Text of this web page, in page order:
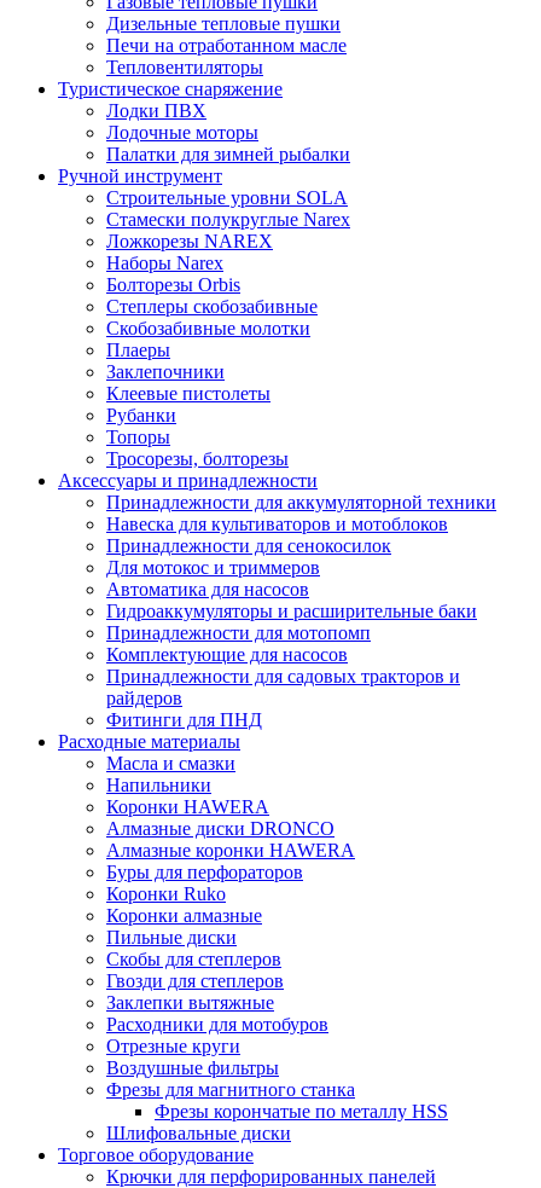
Дизельные тепловые пушки
Печи на отработанном масле
Тепловентиляторы
Туристическое снаряжение
Лодки ПВХ
Лодочные моторы
Палатки для зимней рыбалки
Ручной инструмент
Строительные уровни SOLA
Стамески полукруглые Narex
Ложкорезы NAREX
Наборы Narex
Болторезы Orbis
Степлеры скобозабивные
Скобозабивные молотки
Плаеры
Заклепочники
Клеевые пистолеты
Рубанки
Топоры
Тросорезы, болторезы
Аксессуары и принадлежности
Принадлежности для аккумуляторной техники
Навеска для культиваторов и мотоблоков
Принадлежности для сенокосилок
Для мотокос и триммеров
Автоматика для насосов
Гидроаккумуляторы и расширительные баки
Принадлежности для мотопомп
Комплектующие для насосов
Принадлежности для садовых тракторов и
райдеров
Фитинги для ПНД
Расходные материалы
Масла и смазки
Напильники
Коронки HAWERA
Алмазные диски DRONCO
Алмазные коронки HAWERA
Буры для перфораторов
Коронки Ruko
Коронки алмазные
Пильные диски
Скобы для степлеров
Гвозди для степлеров
Заклепки вытяжные
Расходники для мотобуров
Отрезные круги
Воздушные фильтры
Фрезы для магнитного станка
Фрезы корончатые по металлу HSS
Шлифовальные диски
Торговое оборудование
Крючки для перфорированных панелей